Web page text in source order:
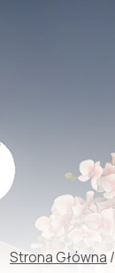
Strona Główna /